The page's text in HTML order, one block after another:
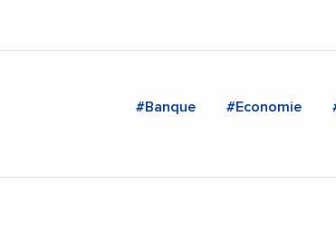
#Banque #Economie